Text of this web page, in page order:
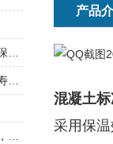
产品
混凝土
采用保